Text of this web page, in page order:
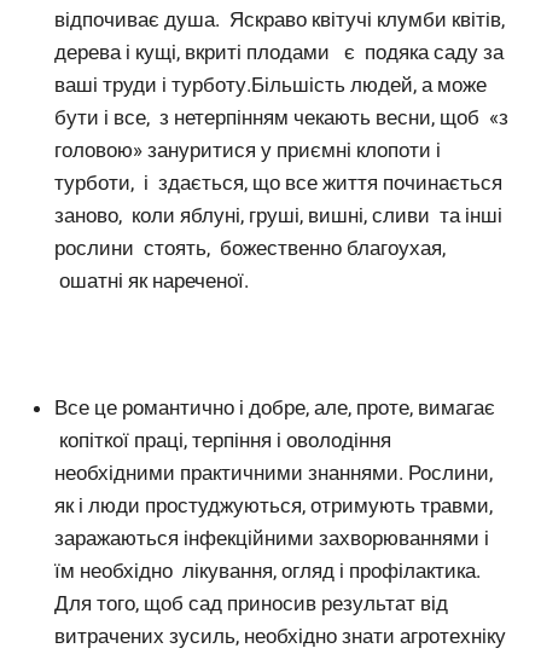
відпочиває душа. Яскраво квітучі клумби квітів,
дерева і кущі, вкриті плодами є подяка саду за
ваші труди і турботу.Більшість людей, а може
бути і все, з нетерпінням чекають весни, щоб «з
головою» зануритися у приємні клопоти і
турботи, і здається, що все життя починається
заново, коли яблуні, груші, вишні, сливи та інші
рослини стоять, божественно благоухая,
ошатні як нареченої.
Все це романтично і добре, але, проте, вимагає
копіткої праці, терпіння і оволодіння
необхідними практичними знаннями. Рослини,
як і люди простуджуються, отримують травми,
заражаються інфекційними захворюваннями і
їм необхідно лікування, огляд і профілактика.
Для того, щоб сад приносив результат від
витрачених зусиль, необхідно знати агротехніку